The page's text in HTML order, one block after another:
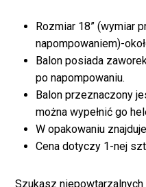
Brak
Rozmiar 18” (wymiar
napompowaniem)-
Balon posiada
po napompowaniu.
Balon przeznaczony
można wypełnić go
W opakowaniu
Cena dotyczy 1-nej
Szukasz